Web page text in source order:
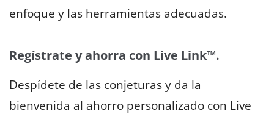
enfoque y las herramientas adecuadas.
Regístrate y ahorra con Live Link™.
Despídete de las conjeturas y da la
bienvenida al ahorro personalizado con Live